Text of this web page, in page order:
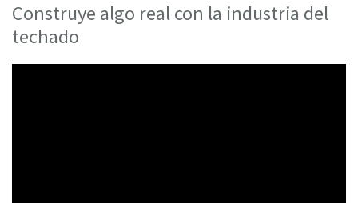
Construye algo real con la industria del
techado